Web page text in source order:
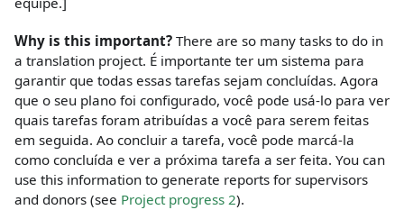
Why is this important? There are so many tasks to do in
a translation project. É importante ter um sistema para
garantir que todas essas tarefas sejam concluídas. Agora
que o seu plano foi configurado, você pode usá-lo para ver
quais tarefas foram atribuídas a você para serem feitas
em seguida. Ao concluir a tarefa, você pode marcá-la
como concluída e ver a próxima tarefa a ser feita. You can
use this information to generate reports for supervisors
and donors (see Project progress 2).